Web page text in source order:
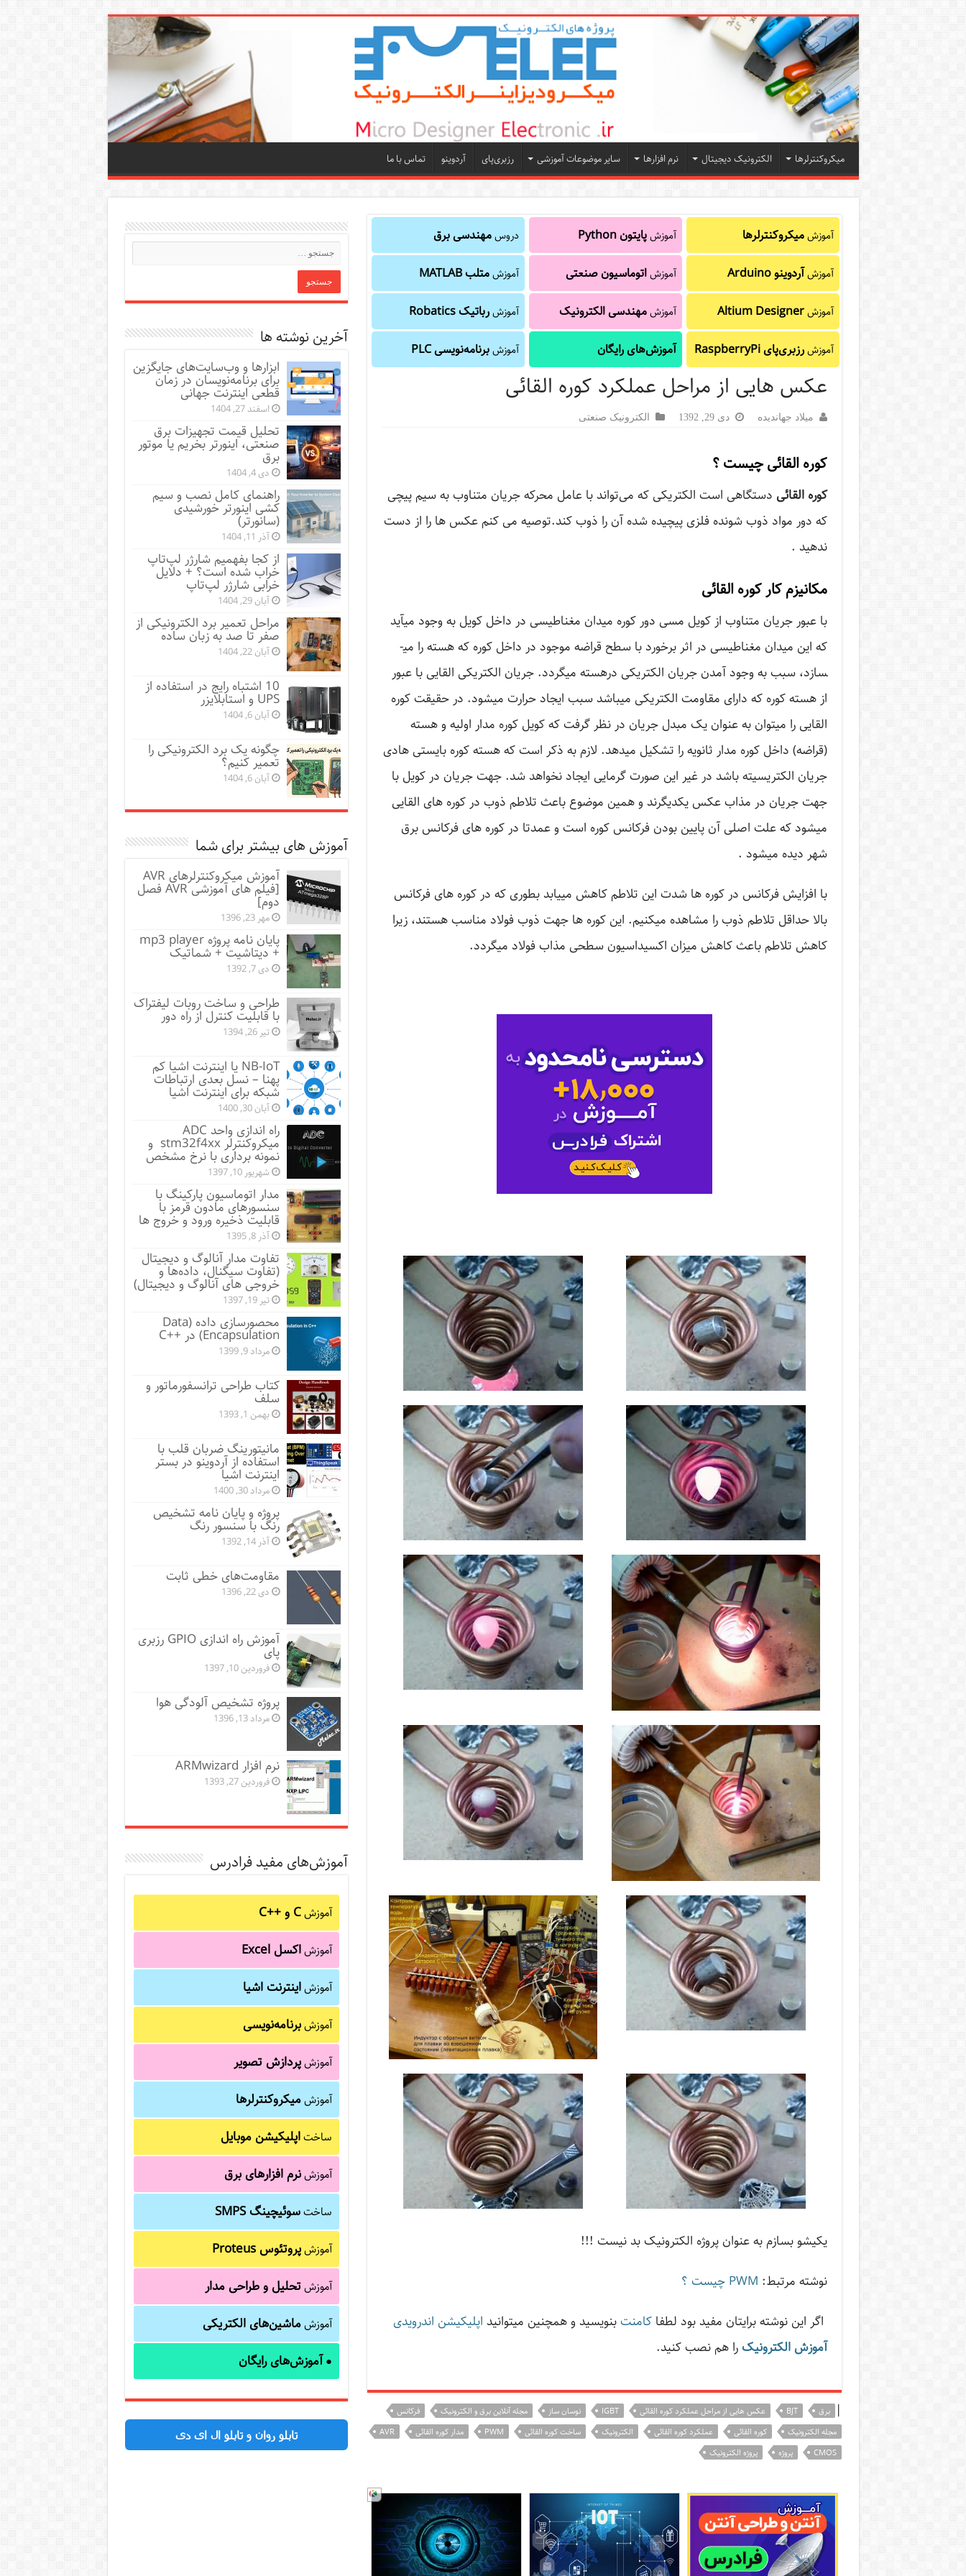
میکروکنترلرها الکترونیک دیجیتال نرم افزارها سایر موضوعات آموزشی رزبری‌پای آردوینو تماس با ما
آموزشمیکروکنترلرها
آموزشآردوینو Arduino
آموزشAltium Designer
آموزشرزبری‌پای RaspberryPi
آموزشپایتون Python
آموزشاتوماسیون صنعتی
آموزشمهندسی الکترونیک
آموزش‌های رایگان
دروسمهندسی برق
آموزشمتلب MATLAB
آموزشرباتیک Robatics
آموزشبرنامه‌نویسی PLC
عکس هایی از مراحل عملکرد کوره القائی
میلاد جهاندیده دی 29, 1392 الکترونیک صنعتی
کوره القائی چیست ؟
کوره القائی دستگاهی است الکتریکی که می‌تواند با عامل محرکه جریان متناوب به سیم پیچی
که دور مواد ذوب شونده فلزی پیچیده شده آن را ذوب کند.توصیه می کنم عکس ها را از دست
ندهید .
مکانیزم کار کوره القائی
با عبور جریان متناوب از کویل مسی دور کوره میدان مغناطیسی در داخل کویل به وجود می­آید
که این میدان مغناطیسی در اثر برخورد با سطح قراضه موجود در داخل کوره که هسته را می­
سازد، سبب به وجود آمدن جریان الکتریکی درهسته می­گردد. جریان الکتریکی القایی با عبور
از هسته کوره که دارای مقاومت الکتریکی می­باشد سبب ایجاد حرارت می­شود. در حقیقت کوره
القایی را می­توان به عنوان یک مبدل جریان در نظر گرفت که کویل کوره مدار اولیه و هسته
(قراضه) داخل کوره مدار ثانویه را تشکیل می­دهد. لازم به ذکر است که هسته کوره بایستی هادی
جریان الکتریسیته باشد در غیر این صورت گرمایی ایجاد نخواهد شد. جهت جریان در کویل با
جهت جریان در مذاب عکس یکدیگرند و همین موضوع باعث تلاطم ذوب در کوره های القایی
می­شود که علت اصلی آن پایین بودن فرکانس کوره است و عمدتا در کوره های فرکانس برق
شهر دیده می­شود .
با افزایش فرکانس در کوره ها شدت این تلاطم کاهش می­یابد بطوری که در کوره های فرکانس
بالا حداقل تلاطم ذوب را مشاهده می­کنیم. این کوره ها جهت ذوب فولاد مناسب هستند، زیرا
کاهش تلاطم باعث کاهش میزان اکسیداسیون سطحی مذاب فولاد می­گردد.
یکیشو بسازم به عنوان پروژه الکترونیک بد نیست !!!
نوشته مرتبط: PWM چیست ؟
اگر این نوشته‌ برایتان مفید بود لطفاکامنت بنویسید و همچنین میتوانید اپلیکیشن اندرویدی
آموزش الکترونیک را هم نصب کنید.
| برق BJT عکس هایی از مراحل عملکرد کوره القائی IGBT نوسان ساز مجله آنلاین برق و الکترونیک
فرکانس
مجله الکترونیک
کوره القائی عملکرد کوره القائی الکترونیک ساخت کوره القائی PWM مدار کوره القائی
AVR
CMOS
پروژه پروژه الکترونیک
آخرین نوشته ها
ابزارها و وب‌سایت‌های جایگزین
برای برنامه‌نویسان در زمان
قطعی اینترنت جهانی
اسفند 27, 1404
تحلیل قیمت تجهیزات برق
صنعتی، اینورتر بخریم یا موتور
برق
دی 4, 1404
راهنمای کامل نصب و سیم
کشی اینورتر خورشیدی
(سانورتر)
آذر 11, 1404
از کجا بفهمیم شارژر لپ‌تاپ
خراب شده است؟ + دلایل
خرابی شارژر لپ‌تاپ
آبان 29, 1404
مراحل تعمیر برد الکترونیکی از
صفر تا صد به زبان ساده
آبان 22, 1404
10 اشتباه رایج در استفاده از
UPS و استابلایزر
آبان 6, 1404
چگونه یک برد الکترونیکی را
تعمیر کنیم؟
آبان 6, 1404
آموزش های بیشتر برای شما
آموزش میکروکنترلرهای AVR
[فیلم های آموزشی AVR فصل
دوم]
مهر 23, 1396
پایان نامه پروژه mp3 player
+ دیتاشیت + شماتیک
دی 7, 1392
طراحی و ساخت روبات لیفتراک
با قابلیت کنترل از راه دور
تیر 26, 1394
NB-IoT یا اینترنت اشیا کم
پهنا – نسل بعدی ارتباطات
شبکه برای اینترنت اشیا
آبان 30, 1400
راه اندازی واحد ADC
میکروکنترلر stm32f4xx و
نمونه برداری با نرخ مشخص
شهریور 10, 1397
مدار اتوماسیون پارکینگ با
سنسورهای مادون قرمز با
قابلیت ذخیره ورود و خروج ها
آذر 8, 1395
تفاوت مدار آنالوگ و دیجیتال
(تفاوت سیگنال، داده‌ها و
خروجی‌ های آنالوگ و دیجیتال)
تیر 19, 1397
محصورسازی داده (Data
Encapsulation) در ++C
مرداد 9, 1399
کتاب طراحی ترانسفورماتور و
سلف
بهمن 1, 1393
مانیتورینگ ضربان قلب با
استفاده از آردوینو در بستر
اینترنت اشیا
مرداد 30, 1400
پروژه و پایان نامه تشخیص
رنگ با سنسور رنگ
آذر 14, 1392
مقاومت‌های خطی ثابت
دی 22, 1396
آموزش راه اندازی GPIO رزبری
پای
فروردین 10, 1397
پروژه تشخیص آلودگی هوا
مرداد 13, 1396
نرم افزار ARMwizard
فروردین 27, 1393
آموزش‌های مفید فرادرس
آموزشC و C++‎
آموزشاکسل Excel
آموزشاینترنت اشیا
آموزشبرنامه‌نویسی
آموزشپردازش تصویر
آموزشمیکروکنترلرها
ساختاپلیکیشن موبایل
آموزشنرم افزارهای برق
ساختسوئیچینگ SMPS
آموزشپروتئوس Proteus
آموزشتحلیل و طراحی مدار
آموزشماشین‌های الکتریکی
●آموزش‌های رایگان
تابلو روان و تابلو ال ای دی